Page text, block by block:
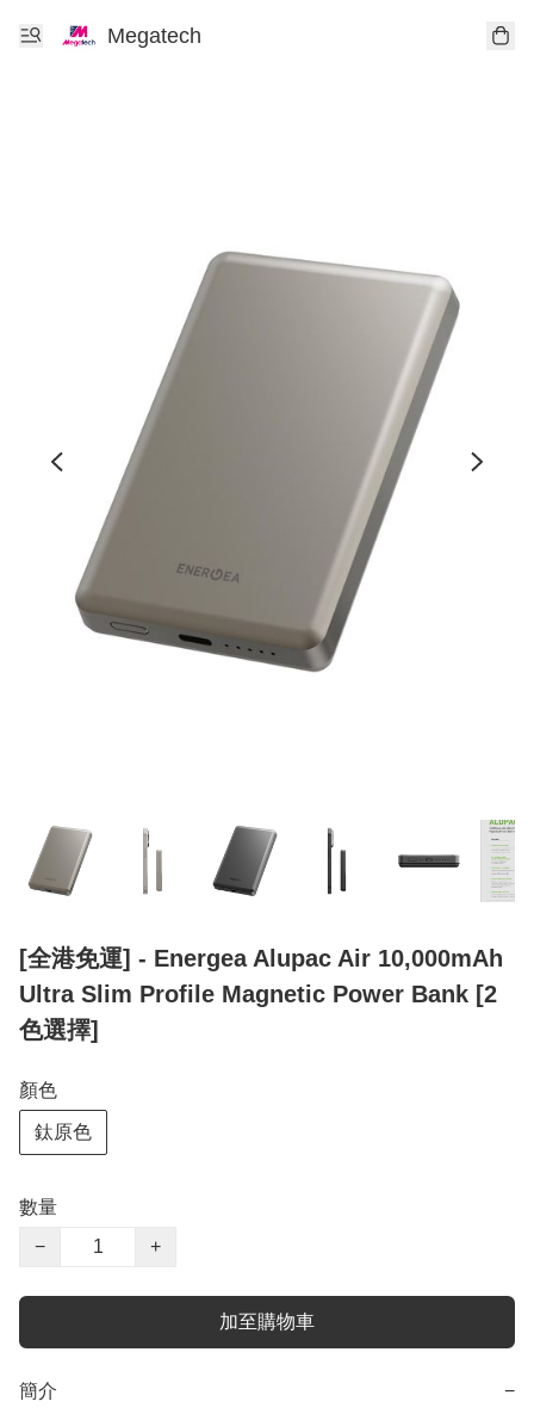
Megatech
[全港免運] - Energea Alupac Air 10,000mAh
Ultra Slim Profile Magnetic Power Bank [2
色選擇]
顏色
鈦原色
數量
−
+
加至購物車
簡介 −